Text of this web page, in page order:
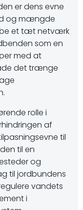
er dens evne
og mængde
et tæt netværk
som en
med at
det trænge
rolle i
af
til
til en
og
til jordbundens
vandets
i